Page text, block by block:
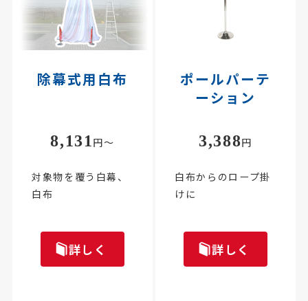
除幕式用白布
8,131 円～
対象物を覆う白幕、
白布
詳しく
ポールパーテ
ーション
3,388円
白布からのロープ掛
けに
詳しく